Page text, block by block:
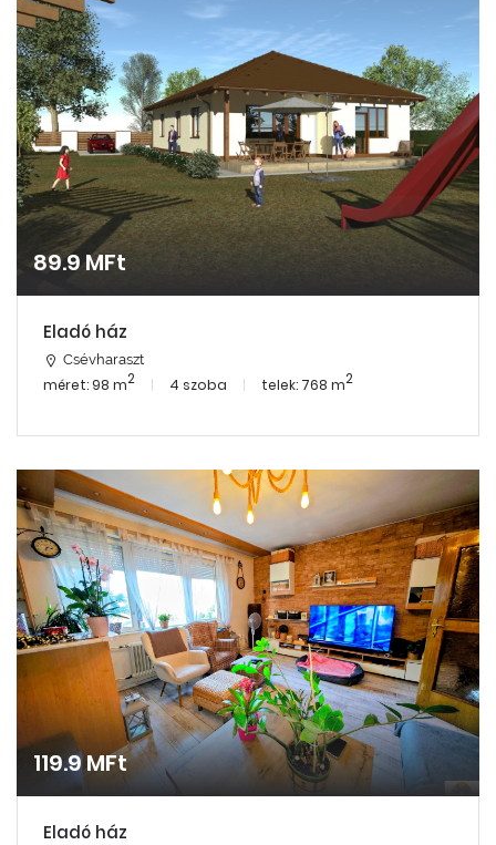
89.9 MFt
Eladó ház
Csévharaszt
méret: 98 m2 4 szoba telek: 768 m2
119.9 MFt
Eladó ház